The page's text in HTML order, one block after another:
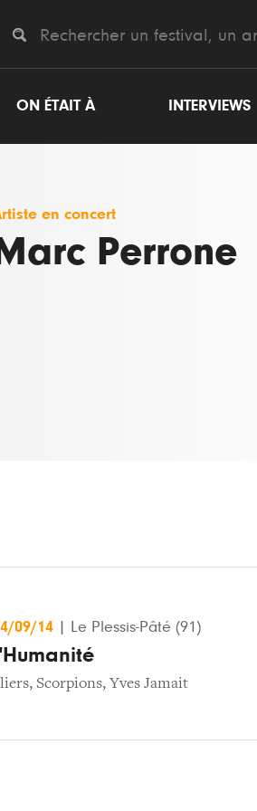
ON ÉTAIT À INTERVIEWS
en concert
Marc Perrone
09/14 Le Plessis-Pâté (91)
, Scorpions, Yves Jamait